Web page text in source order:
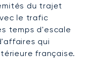
du trajet
le trafic
temps d'escale
qui
française.